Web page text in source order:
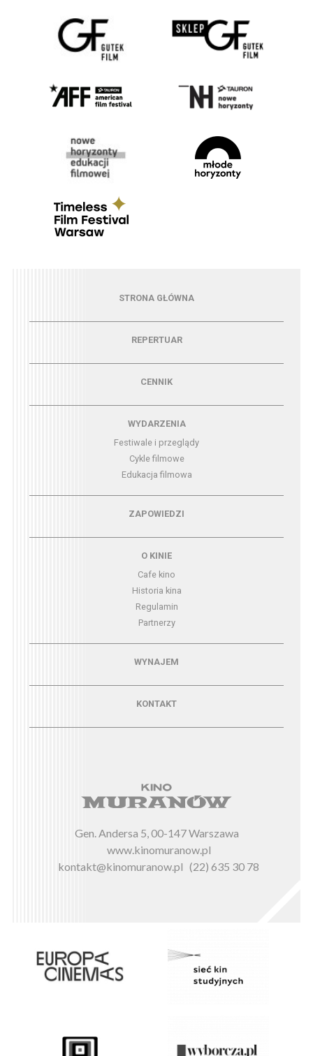
Menu - strona główna
STRONA GŁÓWNA
Menu - repertuarREPERTUAR
CENNIK
Menu - wydarzeniaWYDARZENIA
Festiwale i przeglądy
Cykle filmowe
Edukacja filmowa
Menu - zapowiedziZAPOWIEDZI
O KINIE
Cafe kino
Historia kina
Regulamin
Partnerzy
Menu - wynajemWYNAJEM
KONTAKT
Gen. Andersa 5, 00-147 Warszawa
www.kinomuranow.pl
kontakt@kinomuranow.pl (22) 635 30 78